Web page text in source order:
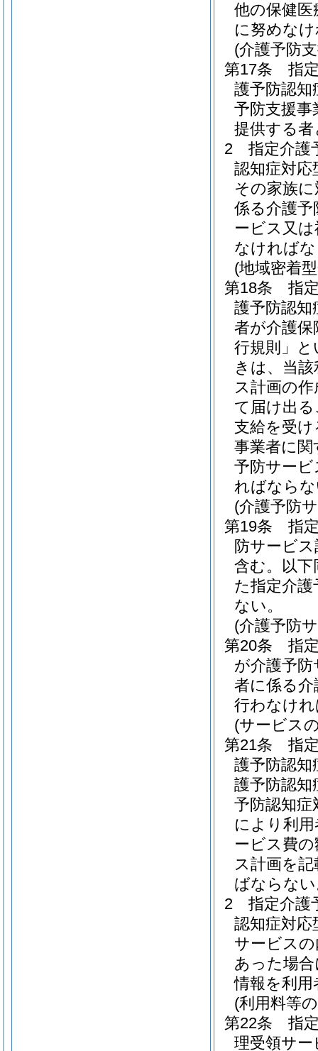
他の保健
に努めな
(介護予防
第17条
指
護予防認
予防支援
提供する
2
指定介護
認知症対
その家族
係る介護
ービス又
なければ
(地域密着
第18条
指
護予防認知
者が介護保
行規則」と
きは、当
ス計画の
て届け出
支給を受
事業者に
予防サー
ればなら
(介護予防
第19条
指
防サービ
含む。以下
た指定介
ない。
(介護予防
第20条
指
が介護予
者に係る
行わなけ
(サービス
第21条
指
護予防認知
護予防認知
予防認知症
により利
ービス費
ス計画を
ばならな
2
指定介護
認知症対
サービス
あった場
情報を利
(利用料等
第22条
指
理受領サー